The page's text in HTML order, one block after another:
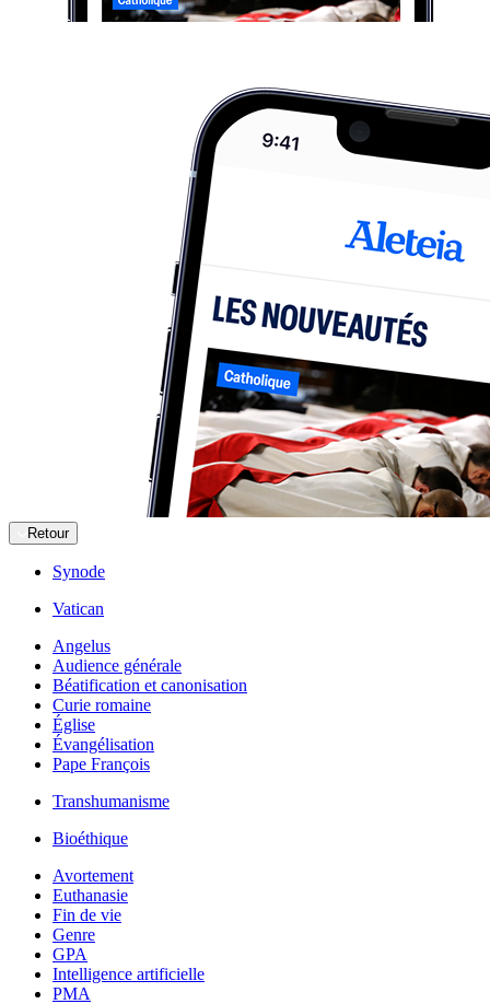
Retour
Synode
Vatican
Angelus
Audience générale
Béatification et canonisation
Curie romaine
Église
Évangélisation
Pape François
Transhumanisme
Bioéthique
Avortement
Euthanasie
Fin de vie
Genre
GPA
Intelligence artificielle
PMA